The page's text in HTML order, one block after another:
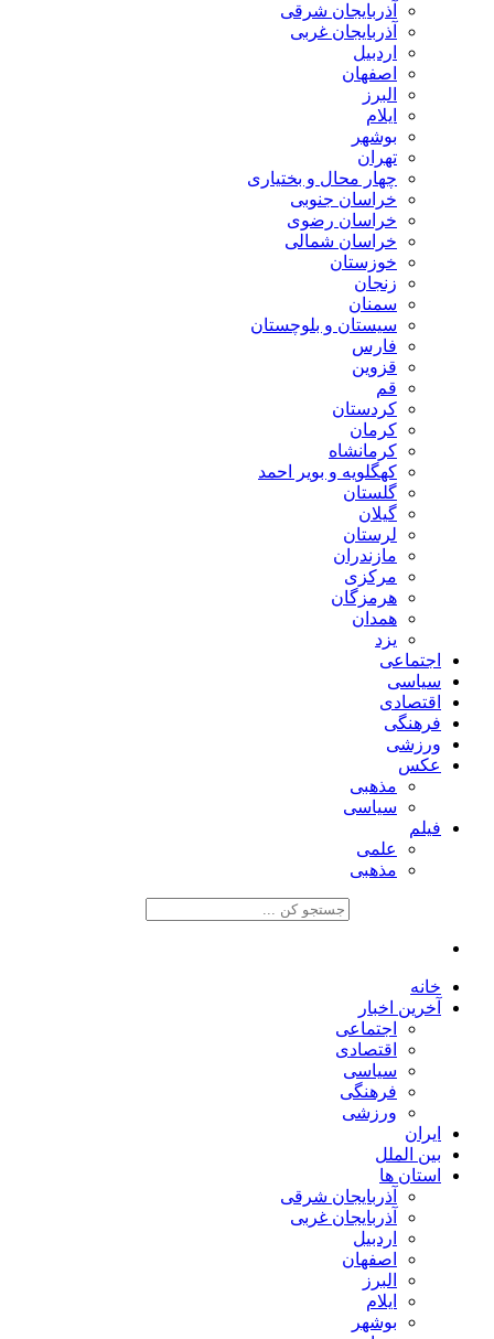
آذربایجان شرقی
آذربایجان غربی
اردبیل
اصفهان
البرز
ایلام
بوشهر
تهران
چهار محال و بختیاری
خراسان جنوبی
خراسان رضوی
خراسان شمالی
خوزستان
زنجان
سمنان
سیستان و بلوچستان
فارس
قزوین
قم
کردستان
کرمان
کرمانشاه
کهگلویه و بویر احمد
گلستان
گیلان
لرستان
مازندران
مرکزی
هرمزگان
همدان
یزد
اجتماعی
سیاسی
اقتصادی
فرهنگی
ورزشی
عکس
مذهبی
سیاسی
فیلم
علمی
مذهبی
خانه
آخرین اخبار
اجتماعی
اقتصادی
سیاسی
فرهنگی
ورزشی
ایران
بین الملل
استان ها
آذربایجان شرقی
آذربایجان غربی
اردبیل
اصفهان
البرز
ایلام
بوشهر